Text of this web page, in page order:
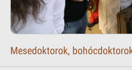
Mesedoktorok,